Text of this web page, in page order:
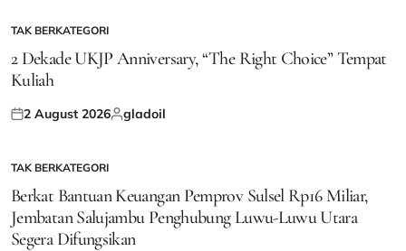
POSTED
TAK BERKATEGORI
2 Dekade UKJP Anniversary, “The Right Choice” Tempat
Kuliah
Posted
2 August 2026Posted
gladoil
POSTED
IN
TAK BERKATEGORI
Berkat Bantuan Keuangan Pemprov Sulsel Rp16 Miliar,
Jembatan Salujambu Penghubung Luwu-Luwu Utara
Segera Difungsikan